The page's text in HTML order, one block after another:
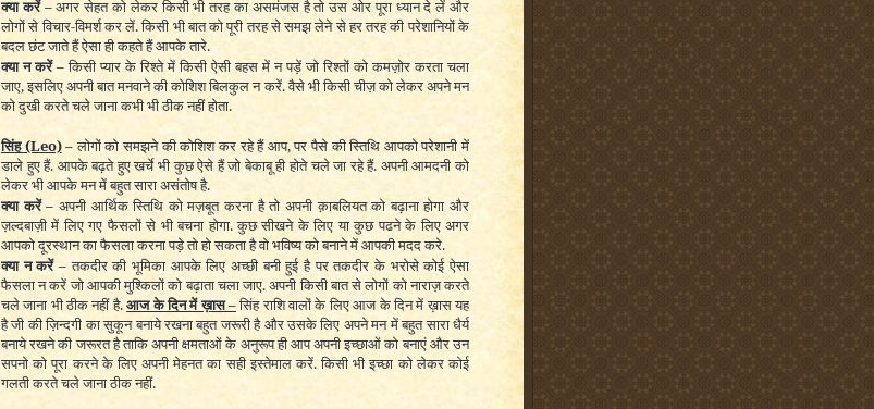
क्या करें –अगर सेहत को लेकर किसी भी तरह का असमंजस है तो उस ओर पूरा ध्यान दे लें और
लोगों से विचार-विमर्श कर लें. किसी भी बात को पूरी तरह से समझ लेने से हर तरह की परेशानियों के
बदल छंट जाते हैं ऐसा ही कहते हैं आपके तारे.
क्या न करें –किसी प्यार के रिश्ते में किसी ऐसी बहस में न पड़ें जो रिश्तों को कमज़ोर करता चला
जाए, इसलिए अपनी बात मनवाने की कोशिश बिलकुल न करें. वैसे भी किसी चीज़ को लेकर अपने मन
को दुखी करते चले जाना कभी भी ठीक नहीं होता.
सिंह(Leo)– लोगों को समझने की कोशिश कर रहे हैं आप, पर पैसे की स्तिथि आपको परेशानी में
डाले हुए हैं. आपके बढ़ते हुए खर्चे भी कुछ ऐसे हैं जो बेकाबू ही होते चले जा रहे हैं. अपनी आमदनी को
लेकर भी आपके मन में बहुत सारा असंतोष है.
क्या करें – अपनी आर्थिक स्तिथि को मज़बूत करना है तो अपनी क़ाबलियत को बढ़ाना होगा और
ज़ल्दबाज़ी में लिए गए फैसलों से भी बचना होगा. कुछ सीखने के लिए या कुछ पढने के लिए अगर
आपको दूरस्थान का फैसला करना पड़े तो हो सकता है वो भविष्य को बनाने में आपकी मदद करे.
क्या न करें –तकदीर की भूमिका आपके लिए अच्छी बनी हुई है पर तकदीर के भरोसे कोई ऐसा
फैसला न करें जो आपकी मुश्किलों को बढ़ाता चला जाए. अपनी किसी बात से लोगों को नाराज़ करते
चले जाना भी ठीक नहीं है.आज के दिन में ख़ास –सिंह राशि वालों के लिए आज के दिन में ख़ास यह
है जी की ज़िन्दगी का सुकून बनाये रखना बहुत जरूरी है और उसके लिए अपने मन में बहुत सारा धैर्य
बनाये रखने की जरूरत है ताकि अपनी क्षमताओं के अनुरूप ही आप अपनी इच्छाओं को बनाएं और उन
सपनो को पूरा करने के लिए अपनी मेहनत का सही इस्तेमाल करें. किसी भी इच्छा को लेकर कोई
गलती करते चले जाना ठीक नहीं.